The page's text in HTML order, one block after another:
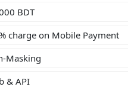
BDT
charge on Mobile Payment
Masking
& API